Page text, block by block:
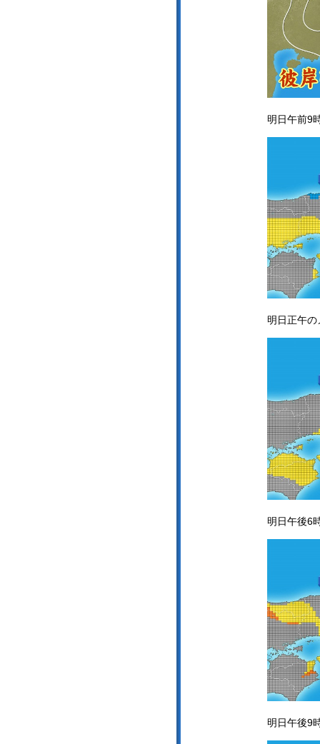
明日午前9
明日正午
明日午後6
明日午後9